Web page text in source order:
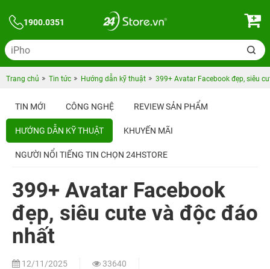
1900.0351
Trang chủ Tin tức Hướng dẫn kỹ thuật 399+ Avatar Facebook đẹp, siêu
TIN MỚI CÔNG NGHỆ REVIEW SẢN PHẨM
HƯỚNG DẪN KỸ THUẬT KHUYẾN MÃI
NGƯỜI NỔI TIẾNG TIN CHỌN 24HSTORE
399+ Avatar Facebook
đẹp, siêu cute và độc đáo
nhất
12/11/2025 33640